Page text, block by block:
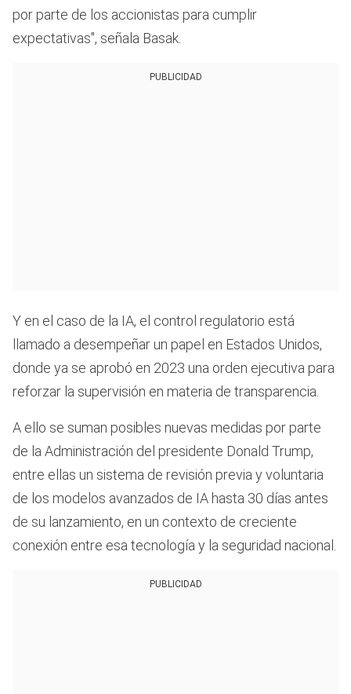
por parte de los accionistas para cumplir
expectativas", señala Basak.
PUBLICIDAD
Y en el caso de la IA, el control regulatorio está
llamado a desempeñar un papel en Estados Unidos,
donde ya se aprobó en 2023 una orden ejecutiva para
reforzar la supervisión en materia de transparencia.
A ello se suman posibles nuevas medidas por parte
de la Administración del presidente Donald Trump,
entre ellas un sistema de revisión previa y voluntaria
de los modelos avanzados de IA hasta 30 días antes
de su lanzamiento, en un contexto de creciente
conexión entre esa tecnología y la seguridad nacional.
PUBLICIDAD